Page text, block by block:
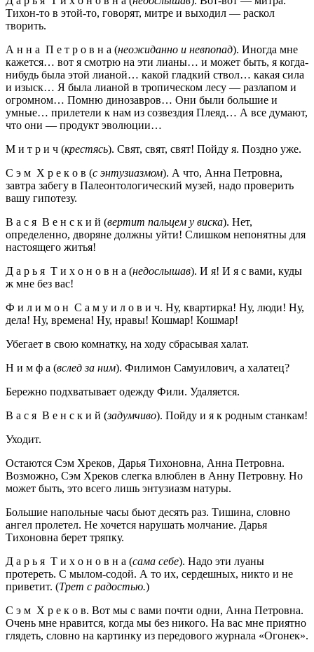
Тихон-то в этой-то, говорят, митре и выходил — раскол
творить.
А н н а П е т р о в н а (неожиданно и невпопад). Иногда мне
кажется… вот я смотрю на эти лианы… и может быть, я когда-
нибудь была этой лианой… какой гладкий ствол… какая сила
и изыск… Я была лианой в тропическом лесу — разлапом и
огромном… Помню динозавров… Они были большие и
умные… прилетели к нам из созвездия Плеяд… А все думают,
что они — продукт эволюции…
М и т р и ч (крестясь). Свят, свят, свят! Пойду я. Поздно уже.
С э м Х р е к о в (с энтузиазмом). А что, Анна Петровна,
завтра забегу в Палеонтологический музей, надо проверить
вашу гипотезу.
В а с я В е н с к и й (вертит пальцем у виска). Нет,
определенно, дворяне должны уйти! Слишком непонятны для
настоящего житья!
Д а р ь я Т и х о н о в н а (недослышав). И я! И я с вами, куды
ж мне без вас!
Ф и л и м о н С а м у и л о в и ч. Ну, квартирка! Ну, люди! Ну,
дела! Ну, времена! Ну, нравы! Кошмар! Кошмар!
Убегает в свою комнатку, на ходу сбрасывая халат.
Н и м ф а (вслед за ним). Филимон Самуилович, а халатец?
Бережно подхватывает одежду Фили. Удаляется.
В а с я В е н с к и й (задумчиво). Пойду и я к родным станкам!
Уходит.
Остаются Сэм Хреков, Дарья Тихоновна, Анна Петровна.
Возможно, Сэм Хреков слегка влюблен в Анну Петровну. Но
может быть, это всего лишь энтузиазм натуры.
Большие напольные часы бьют десять раз. Тишина, словно
ангел пролетел. Не хочется нарушать молчание. Дарья
Тихоновна берет тряпку.
Д а р ь я Т и х о н о в н а (сама себе). Надо эти луаны
протереть. С мылом-содой. А то их, сердешных, никто и не
приветит. (Трет с радостью.)
С э м Х р е к о в. Вот мы с вами почти одни, Анна Петровна.
Очень мне нравится, когда мы без никого. На вас мне приятно
глядеть, словно на картинку из передового журнала «Огонек».